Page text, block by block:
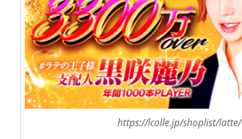
https://lcolle.jp/shoplist/latte/